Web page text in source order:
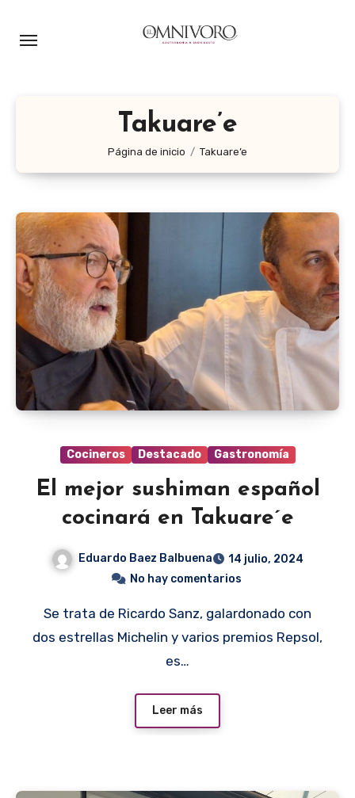
Takuare’e
Página de inicio Takuare’e
Cocineros Destacado Gastronomía
El mejor sushiman español
cocinará en Takuare´e
Eduardo Baez Balbuena
14 julio, 2024
No hay comentarios
Se trata de Ricardo Sanz, galardonado con
dos estrellas Michelin y varios premios Repsol,
es…
Leer más